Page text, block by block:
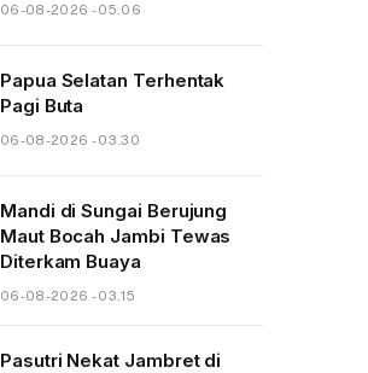
06-08-2026 - 05.06
Papua Selatan Terhentak
Pagi Buta
06-08-2026 - 03.30
Mandi di Sungai Berujung
Maut Bocah Jambi Tewas
Diterkam Buaya
06-08-2026 - 03.15
Pasutri Nekat Jambret di